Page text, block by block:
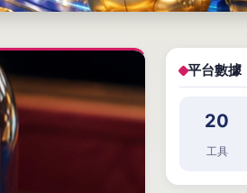
平台數據
20
工具